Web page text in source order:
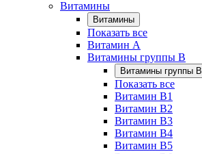
Витамины
Витамины
Показать все
Витамин A
Витамины группы B
Витамины группы B
Показать все
Витамин B1
Витамин B2
Витамин B3
Витамин B4
Витамин B5